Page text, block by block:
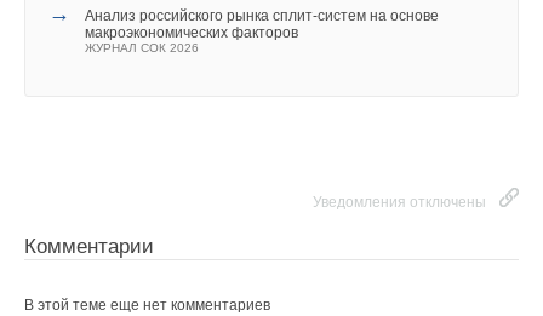
→
Анализ российского рынка сплит-систем на основе
макроэкономических факторов
ЖУРНАЛ СОК 2026
Уведомления отключены
Комментарии
В этой теме еще нет комментариев